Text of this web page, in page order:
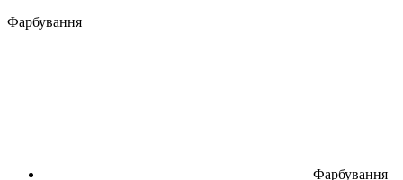
Фарбування
Фарбування